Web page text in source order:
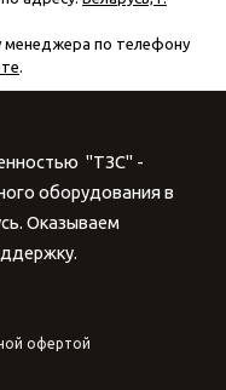
менеджера по телефону
.
"ТЗС" -
оборудования в
Оказываем
офертой